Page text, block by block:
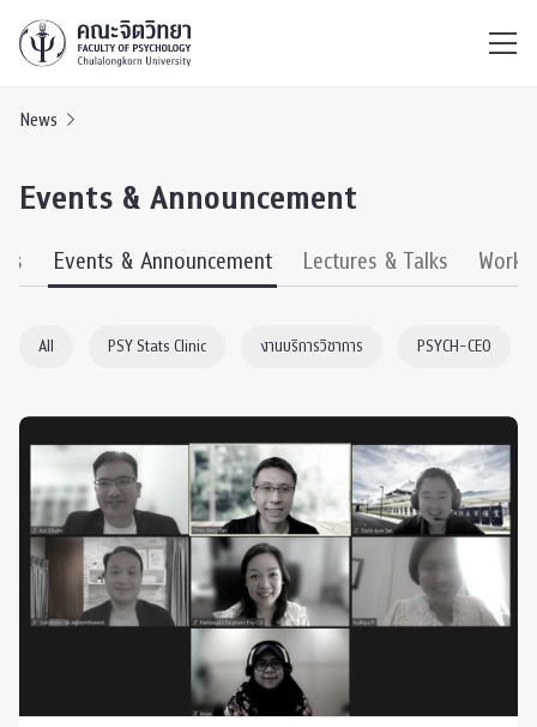
News
Events & Announcement
Events & Announcement Lectures & Talks
All PSY Stats Clinic งานบริการวิชาการ PSYCH-CEO